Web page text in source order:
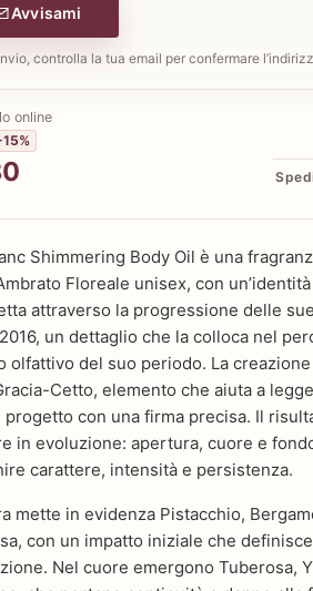
online
Avvisami
controlla la tua email per confermare
Shimmering Body Oil è una
Floreale unisex, con
attraverso la progressione delle
un dettaglio che la colloca nel
olfattivo del suo periodo. La
Cetto, elemento che aiuta a
progetto con una firma precisa. Il
in evoluzione: apertura, cuore e
carattere, intensità e persistenza.
mette in evidenza Pistacchio,
con un impatto iniziale che
Nel cuore emergono Tuberosa,